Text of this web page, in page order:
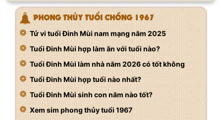
PHONG THỦY TUỔI CHỒNG 1967
Tử vi tuổi Đinh Mùi nam mạng năm 2025
Tuổi Đinh Mùi hợp làm ăn với tuổi nào?
Tuổi Đinh Mùi làm nhà năm 2026 có tốt không
Tuổi Đinh Mùi hợp tuổi nào nhất?
Tuổi Đinh Mùi sinh con năm nào tốt?
Xem sim phong thủy tuổi 1967